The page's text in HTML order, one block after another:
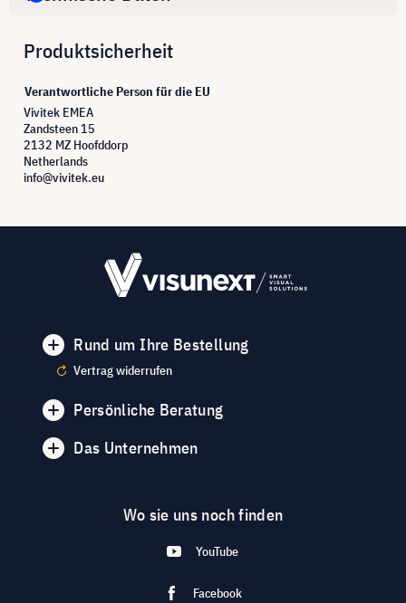
Produktsicherheit
Verantwortliche Person für die EU
Vivitek EMEA
Zandsteen 15
2132 MZ Hoofddorp
Netherlands
info@vivitek.eu
Rund um Ihre Bestellung
Vertrag widerrufen
Persönliche Beratung
Das Unternehmen
Wo sie uns noch finden
YouTube
Facebook